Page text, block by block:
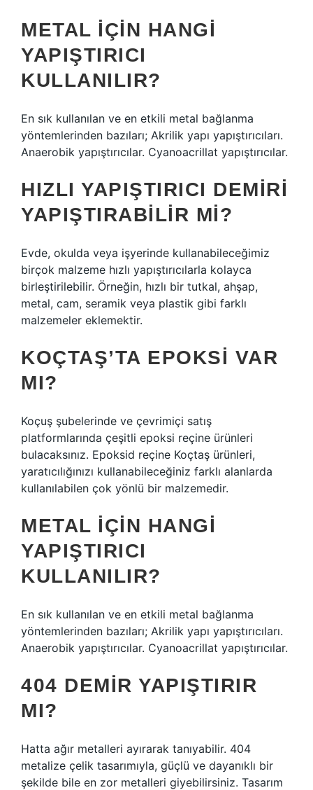
METAL IÇIN HANGI
YAPIŞTIRICI
KULLANILIR?
En sık kullanılan ve en etkili metal bağlanma
yöntemlerinden bazıları; Akrilik yapı yapıştırıcıları.
Anaerobik yapıştırıcılar. Cyanoacrillat yapıştırıcılar.
HIZLI YAPIŞTIRICI DEMIRI
YAPIŞTIRABILIR MI?
Evde, okulda veya işyerinde kullanabileceğimiz
birçok malzeme hızlı yapıştırıcılarla kolayca
birleştirilebilir. Örneğin, hızlı bir tutkal, ahşap,
metal, cam, seramik veya plastik gibi farklı
malzemeler eklemektir.
KOÇTAŞ’TA EPOKSI VAR
MI?
Koçuş şubelerinde ve çevrimiçi satış
platformlarında çeşitli epoksi reçine ürünleri
bulacaksınız. Epoksid reçine Koçtaş ürünleri,
yaratıcılığınızı kullanabileceğiniz farklı alanlarda
kullanılabilen çok yönlü bir malzemedir.
METAL IÇIN HANGI
YAPIŞTIRICI
KULLANILIR?
En sık kullanılan ve en etkili metal bağlanma
yöntemlerinden bazıları; Akrilik yapı yapıştırıcıları.
Anaerobik yapıştırıcılar. Cyanoacrillat yapıştırıcılar.
404 DEMIR YAPIŞTIRIR
MI?
Hatta ağır metalleri ayırarak tanıyabilir. 404
metalize çelik tasarımıyla, güçlü ve dayanıklı bir
şekilde bile en zor metalleri giyebilirsiniz. Tasarım